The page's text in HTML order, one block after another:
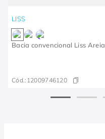
LISS
Bacia convencional Liss Areia
Cód.: 12009746120